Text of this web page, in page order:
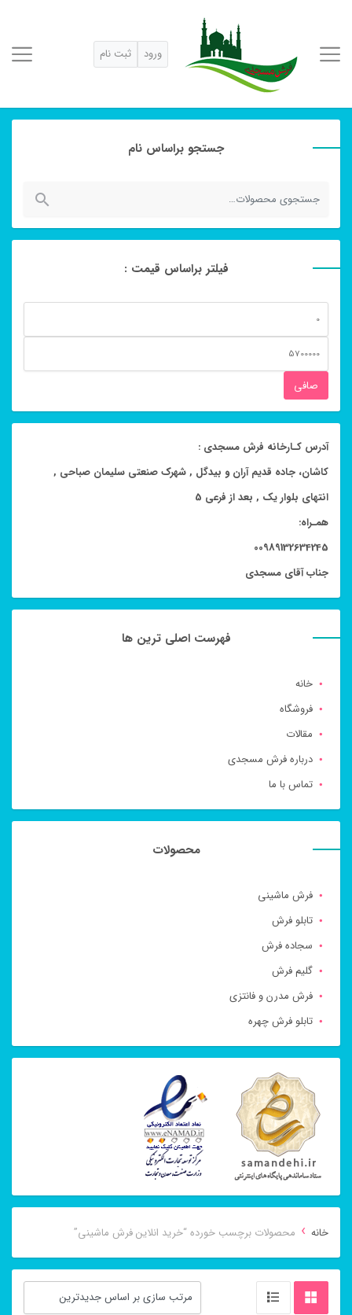
ورود ثبت نام
جستجو براساس نام
جستجو
فیلتر براساس قیمت :
قیمت
قيمت
صافی
آدرس کـارخانه فرش مسجدی :
کاشان، جاده قدیم آران و بیدگل , شهرک صنعتی سلیمان صباحی ,
انتهای بلوار یک , بعد از فرعی 5
همـراه:
00989132634245
جناب آقای مسجدی
فهرست اصلی ترین ها
خانه
فروشگاه
مقالات
درباره فرش مسجدی
تماس با ما
محصولات
فرش ماشینی
تابلو فرش
سجاده فرش
گلیم فرش
فرش مدرن و فانتزی
تابلو فرش چهره
خانه › محصولات برچسب خورده “خرید انلاین فرش ماشینی”